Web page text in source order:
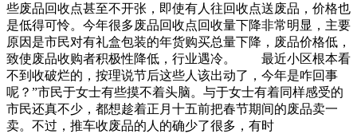
些废品回收点甚至不开张，即使有人往回收点送废品，价格也
是低得可怜。今年很多废品回收点回收量下降非常明显，主要
原因是市民对有礼盒包装的年货购买总量下降，废品价格低，
致使废品收购者积极性降低，行业遇冷。 最近小区根本看
不到收破烂的，按理说节后这些人该出动了，今年是咋回事
呢？”市民于女士有些摸不着头脑。与于女士有着同样感受的
市民还真不少，都想趁着正月十五前把春节期间的废品卖一
卖。不过，推车收废品的人的确少了很多，有时